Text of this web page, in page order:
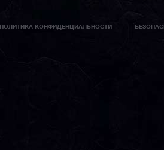
ПОЛИТИКА КОНФИДЕНЦИАЛЬНОСТИ